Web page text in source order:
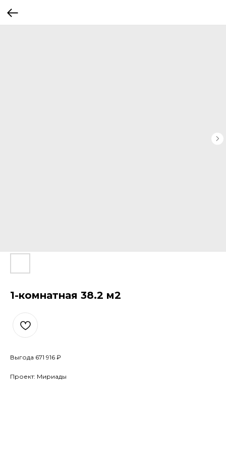
1-комнатная 38.2 м2
Выгода 671 916 ₽
Проект: Мириады